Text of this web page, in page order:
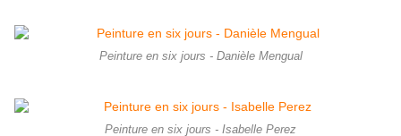
Peinture en six jours - Danièle Mengual
Peinture en six jours - Isabelle Perez